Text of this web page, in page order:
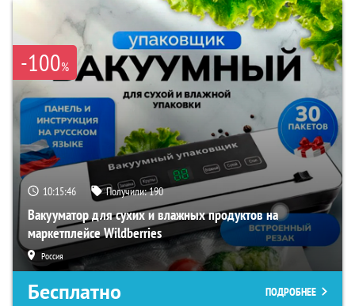
для будущих
профессионалов
в области
имидж-
стилистики для
тех, кто работает
над созданием
визуальных
образов
(парикмахеров,
визажистов,
модельеров,
фотографов, и
т.д.), а также для
всех, кто
интересуется
вопросами
имиджа для себя.
Будьте всегда
прекрасны!
-100%
10:15:45 Получили:190
Вакууматор для сухих и влажных продуктов на
маркетплейсе Wildberries
Россия
Бесплатно ПОДРОБНЕЕ